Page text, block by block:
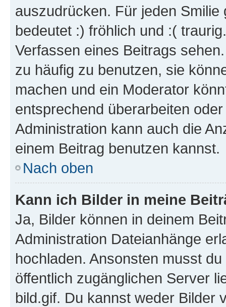
auszudrücken. Für jeden
bedeutet :) fröhlich und :(
Verfassen eines Beitrags
zu häufig zu benutzen, sie
machen und ein Moderator
entsprechend überarbeiten
Administration kann auch die
einem Beitrag benutzen kannst.
Nach oben
Kann ich Bilder in meine
Ja, Bilder können in deinem
Administration Dateianhänge
hochladen. Ansonsten musst
öffentlich zugänglichen Server
bild.gif. Du kannst weder Bilder